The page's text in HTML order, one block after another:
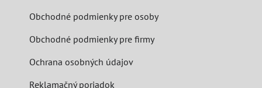
Obchodné podmienky pre osoby
Obchodné podmienky pre firmy
Ochrana osobných údajov
Reklamačný poriadok